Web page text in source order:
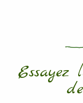
Essayez